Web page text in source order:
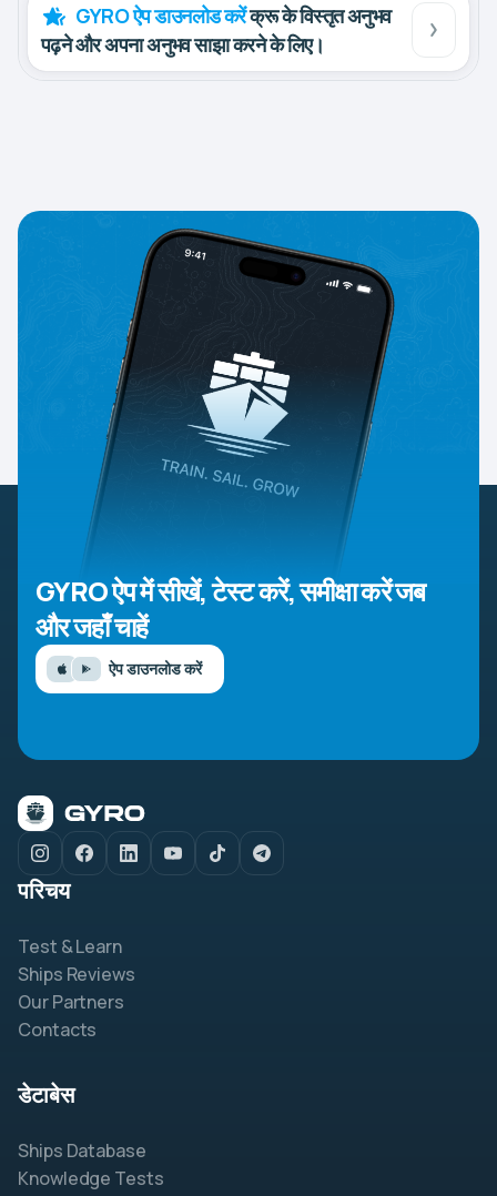
GYRO ऐप डाउनलोड करेंक्रू के विस्तृत अनुभव
पढ़ने और अपना अनुभव साझा करने के लिए।
GYRO ऐप में सीखें, टेस्ट करें, समीक्षा करेंजब
और जहाँ चाहें
ऐप डाउनलोड करें
परिचय
Test & Learn
Ships Reviews
Our Partners
Contacts
डेटाबेस
Ships Database
Knowledge Tests